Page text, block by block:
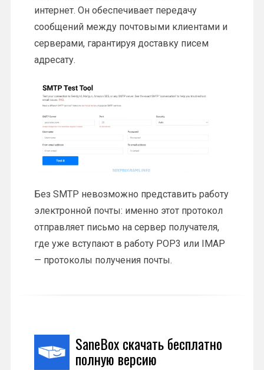
интернет. Он обеспечивает передачу
сообщений между почтовыми клиентами и
серверами, гарантируя доставку писем
адресату.
Без SMTP невозможно представить работу
электронной почты: именно этот протокол
отправляет письмо на сервер получателя,
где уже вступают в работу POP3 или IMAP
— протоколы получения почты.
SaneBox скачать бесплатно
полную версию